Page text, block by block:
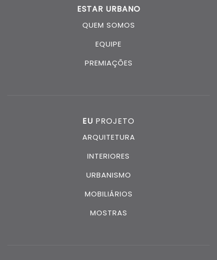
ESTAR URBANO
QUEM SOMOS
EQUIPE
PREMIAÇÕES
EU PROJETO
ARQUITETURA
INTERIORES
URBANISMO
MOBILIÁRIOS
MOSTRAS